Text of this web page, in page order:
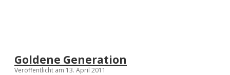
Goldene Generation
Veröffentlicht am 13. April 2011